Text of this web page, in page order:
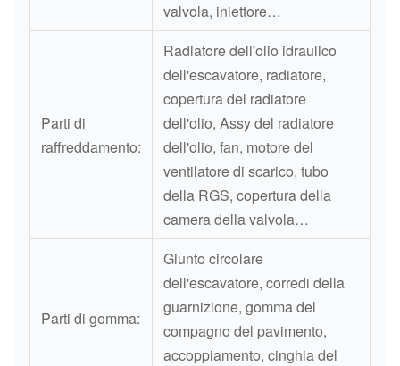
valvola, iniettore…
Parti di
raffreddamento:
Radiatore dell'olio idraulico
dell'escavatore, radiatore,
copertura del radiatore
dell'olio, Assy del radiatore
dell'olio, fan, motore del
ventilatore di scarico, tubo
della RGS, copertura della
camera della valvola…
Parti di gomma:
Giunto circolare
dell'escavatore, corredi della
guarnizione, gomma del
compagno del pavimento,
accoppiamento, cinghia del